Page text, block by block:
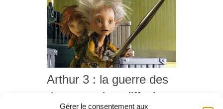
Gérer le consentement aux
Arthur 3 : la guerre des
deux mondes, diffusion